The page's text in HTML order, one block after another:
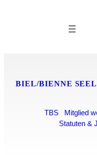
BIEL/BIENNE
TBS Mitglied
Statuten &